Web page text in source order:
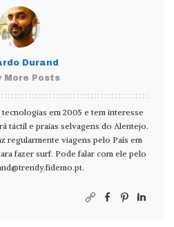
Durand
More Posts
em 2005 e tem interesse
táctil e praias selvagens do Alentejo.
regularmente viagens pelo País em
fazer surf. Pode falar com ele pelo
.